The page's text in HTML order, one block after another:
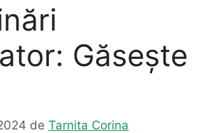
Găsește
de Tarnita Corina